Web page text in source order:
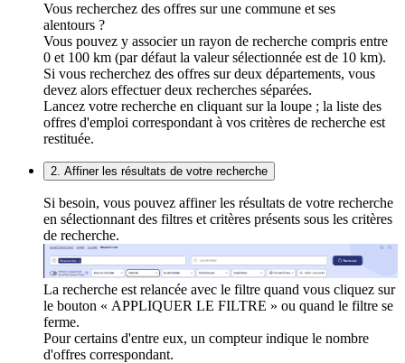
Vous recherchez des offres sur une commune et ses
alentours ?
Vous pouvez y associer un rayon de recherche compris entre
0 et 100 km (par défaut la valeur sélectionnée est de 10 km).
Si vous recherchez des offres sur deux départements, vous
devez alors effectuer deux recherches séparées.
Lancez votre recherche en cliquant sur la loupe ; la liste des
offres d'emploi correspondant à vos critères de recherche est
restituée.
2. Affiner les résultats de votre recherche
Si besoin, vous pouvez affiner les résultats de votre recherche
en sélectionnant des filtres et critères présents sous les critères
de recherche.
La recherche est relancée avec le filtre quand vous cliquez sur
le bouton « APPLIQUER LE FILTRE » ou quand le filtre se
ferme.
Pour certains d'entre eux, un compteur indique le nombre
d'offres correspondant.